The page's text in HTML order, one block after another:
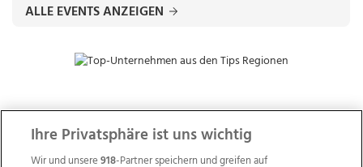
ALLE EVENTS ANZEIGEN
ZUR NACHRICHTENÜBERSICHT
Ihre Privatsphäre ist uns wichtig
Wir und unsere918-Partner speichern und greifen auf